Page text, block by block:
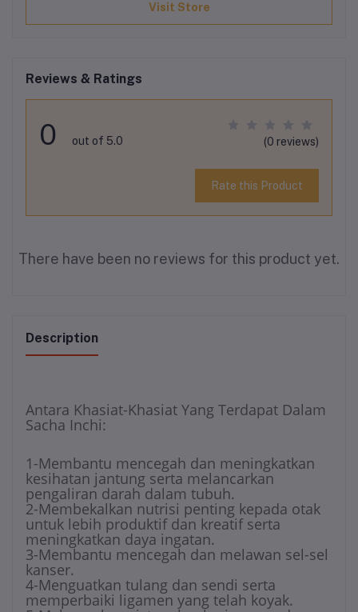
Visit Store
Reviews & Ratings
0 out of 5.0 (0 reviews)
Rate this Product
There have been no reviews for this product yet.
Description
Antara Khasiat-Khasiat Yang Terdapat Dalam
Sacha Inchi:
1-Membantu mencegah dan meningkatkan
kesihatan jantung serta melancarkan
pengaliran darah dalam tubuh.
2-Membekalkan nutrisi penting kepada otak
untuk lebih produktif dan kreatif serta
meningkatkan daya ingatan.
3-Membantu mencegah dan melawan sel-sel
kanser.
4-Menguatkan tulang dan sendi serta
memperbaiki ligamen yang telah koyak.